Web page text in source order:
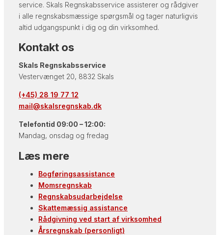
service. Skals Regnskabsservice assisterer og rådgiver
i alle regnskabsmæssige spørgsmål og tager naturligvis
altid udgangspunkt i dig og din virksomhed.
Kontakt os
Skals Regnskabsservice
Vestervænget 20, 8832 Skals
(+45) 28 19 77 12
mail@skalsregnskab.dk
Telefontid 09:00 – 12:00:
Mandag, onsdag og fredag
Læs mere
Bogføringsassistance
Momsregnskab
Regnskabsudarbejdelse
Skattemæssig assistance
Rådgivning ved start af virksomhed
Årsregnskab (personligt)